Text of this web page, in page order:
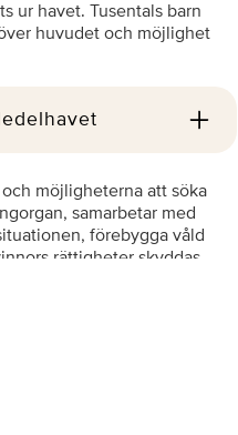
ur havet. Tusentals barn
huvudet och möjlighet
möjligheterna att söka
samarbetar med
förebygga våld
rättigheter skyddas.